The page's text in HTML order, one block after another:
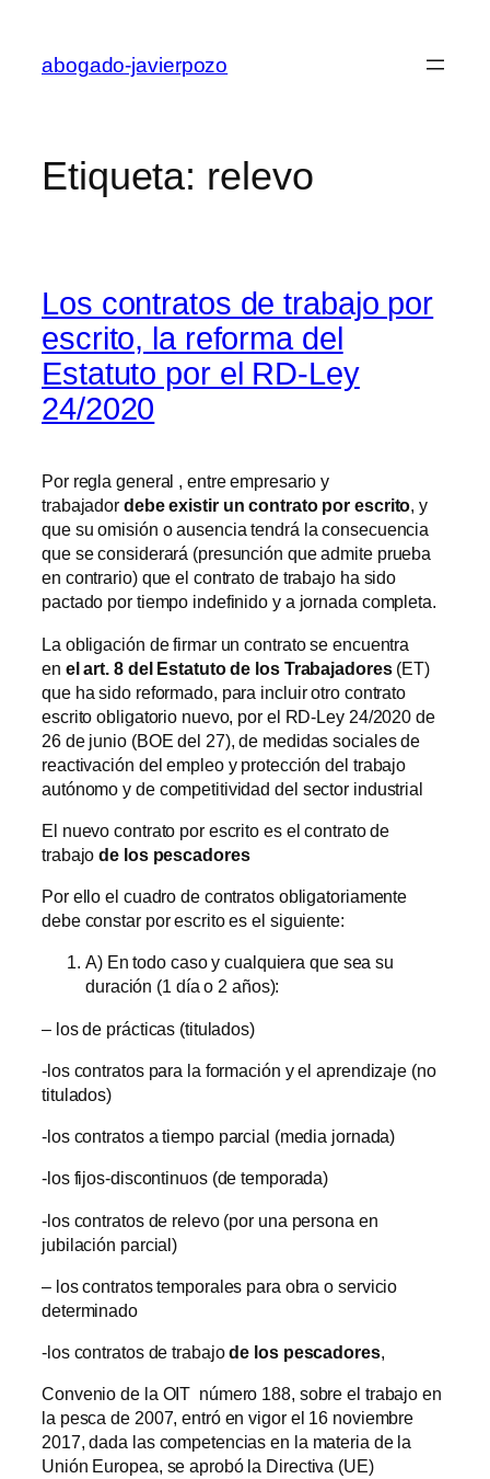
contenido
abogado-javierpozo
Etiqueta: relevo
Los contratos de trabajo por
escrito, la reforma del
Estatuto por el RD-Ley
24/2020
Por regla general , entre empresario y
trabajador debe existir un contrato por escrito, y
que su omisión o ausencia tendrá la consecuencia
que se considerará (presunción que admite prueba
en contrario) que el contrato de trabajo ha sido
pactado por tiempo indefinido y a jornada completa.
La obligación de firmar un contrato se encuentra
en el art. 8 del Estatuto de los Trabajadores(ET)
que ha sido reformado, para incluir otro contrato
escrito obligatorio nuevo, por el RD-Ley 24/2020 de
26 de junio (BOE del 27), de medidas sociales de
reactivación del empleo y protección del trabajo
autónomo y de competitividad del sector industrial
El nuevo contrato por escrito es el contrato de
trabajode los pescadores
Por ello el cuadro de contratos obligatoriamente
debe constar por escrito es el siguiente:
A) En todo caso y cualquiera que sea su
duración (1 día o 2 años):
– los de prácticas (titulados)
-los contratos para la formación y el aprendizaje (no
titulados)
-los contratos a tiempo parcial (media jornada)
-los fijos-discontinuos (de temporada)
-los contratos de relevo (por una persona en
jubilación parcial)
– los contratos temporales para obra o servicio
determinado
-los contratos de trabajode los pescadores,
Convenio de la OIT número 188, sobre el trabajo en
la pesca de 2007, entró en vigor el 16 noviembre
2017, dada las competencias en la materia de la
Unión Europea, se aprobó la Directiva (UE)